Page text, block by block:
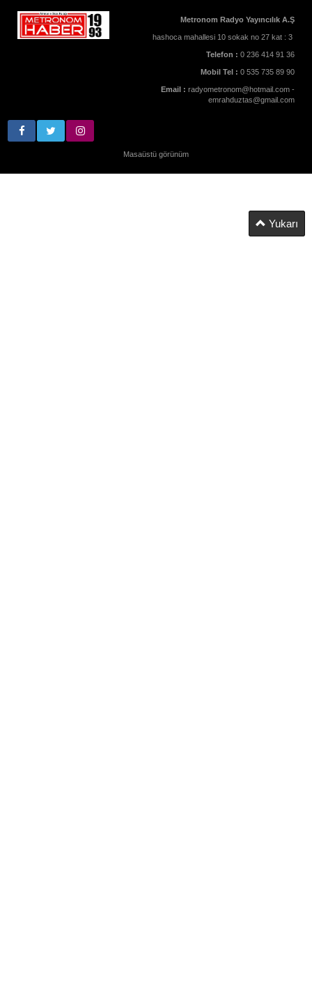
Metronom Radyo Yayıncılık A.Ş
hashoca mahallesi 10 sokak no 27 kat : 3
Telefon : 0 236 414 91 36
Mobil Tel : 0 535 735 89 90
Email : radyometronom@hotmail.com -
emrahduztas@gmail.com
Masaüstü görünüm
Yukarı